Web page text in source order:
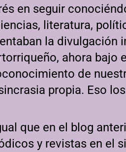
en seguir
literatura,
la divulgación
ahora bajo
de
propia. Eso
que en el blog
y revistas en el